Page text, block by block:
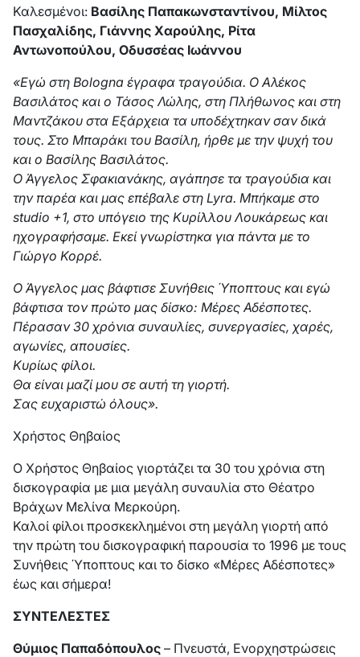
Καλεσμένοι: Βασίλης Παπακωνσταντίνου, Μίλτος
Πασχαλίδης, Γιάννης Χαρούλης, Ρίτα
Αντωνοπούλου, Οδυσσέας Ιωάννου
«Εγώ στη Bologna έγραφα τραγούδια. Ο Αλέκος
Βασιλάτος και ο Τάσος Λώλης, στη Πλήθωνος και στη
Μαντζάκου στα Εξάρχεια τα υποδέχτηκαν σαν δικά
τους. Στο Μπαράκι του Βασίλη, ήρθε με την ψυχή του
και ο Βασίλης Βασιλάτος.
Ο Άγγελος Σφακιανάκης, αγάπησε τα τραγούδια και
την παρέα και μας επέβαλε στη Lyra. Μπήκαμε στο
studio +1, στο υπόγειο της Κυρίλλου Λουκάρεως και
ηχογραφήσαμε. Εκεί γνωρίστηκα για πάντα με το
Γιώργο Κορρέ.
Ο Άγγελος μας βάφτισε Συνήθεις Ύποπτους και εγώ
βάφτισα τον πρώτο μας δίσκο: Μέρες Αδέσποτες.
Πέρασαν 30 χρόνια συναυλίες, συνεργασίες, χαρές,
αγωνίες, απουσίες.
Κυρίως φίλοι.
Θα είναι μαζί μου σε αυτή τη γιορτή.
Σας ευχαριστώ όλους».
Χρήστος Θηβαίος
Ο Χρήστος Θηβαίος γιορτάζει τα 30 του χρόνια στη
δισκογραφία με μια μεγάλη συναυλία στο Θέατρο
Βράχων Μελίνα Μερκούρη.
Καλοί φίλοι προσκεκλημένοι στη μεγάλη γιορτή από
την πρώτη του δισκογραφική παρουσία το 1996 με τους
Συνήθεις Ύποπτους και το δίσκο «Μέρες Αδέσποτες»
έως και σήμερα!
ΣΥΝΤΕΛΕΣΤΕΣ
Θύμιος Παπαδόπουλος – Πνευστά, Ενορχηστρώσεις